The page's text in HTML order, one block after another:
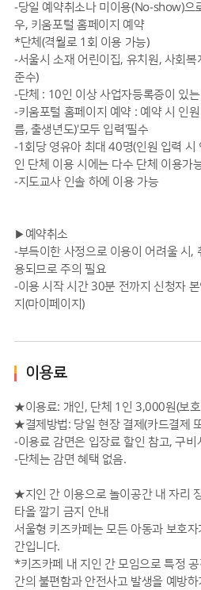
-당일 예약취소나 미이용(No-show)으
우, 키움포털 홈페이지 예약
*단체(격월로 1회 이용 가능)
-서울시 소재 어린이집, 유치원, 사회
준수)
-단체 : 10인 이상 사업자등록증이 있
-키움포털 홈페이지 예약 : 예약 시 인
름, 출생년도)'모두 입력'필수
-1회당 영유아 최대 40명(인원 입력 시
인 단체 이용 시에는 다수 단체 이용가
-지도교사 인솔 하에 이용 가능
▶예약취소
-부득이한 사정으로 이용이 어려울 시,
용되므로 주의 필요
-이용 시작 시간 30분 전까지 신청자
지(마이페이지)
이용료
★이용료: 개인, 단체 1인 3,000원(보
★결제방법: 당일 현장 결제(카드결제
-이용료 감면은 입장료 할인 참고, 구비
-단체는 감면 혜택 없음.
★지인 간 이용으로 놀이공간 내 자리
타올 깔기 금지 안내
서울형 키즈카페는 모든 아동과 보호
간입니다.
*키즈카페 내 지인 간 모임으로 특정
간의 불편함과 안전사고 발생을 예방